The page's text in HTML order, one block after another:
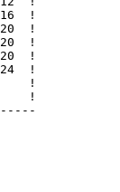
!
!
!
!
!
!
!